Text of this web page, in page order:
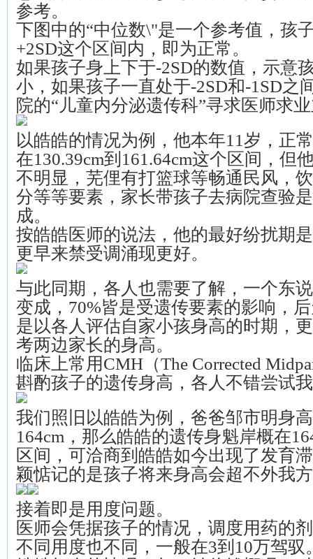
参考。
下图中的“中位数\"是一个参考值，孩
+2SD这个区间内，即为正常。
如果孩子身上下于-2SD的数值，示意
小，如果孩子一直处于-2SD和-1SD之
院的“儿童内分泌遗传科”寻求医师求
以皓皓的情况为例，他本年11岁，正
在130.39cm到161.64cm这个区间，但
不明显，芜俚有打篮球等畅通民风，
分等等要素，家长带孩子去病院查验
成。
按皓皓医师的说法，他的最好纷扰期
更早来禁受调涌现更好。
与此同期，各人也需要了解，一个东
变成，70%皆是受遗传要素的影响，
是以各人评估自家小孩身高的时期，
考两边家长的身高。
临床上常用CMH（The Corrected
斟酌孩子的遗传身高，各人不错尝试
我们照旧以皓皓为例，爸爸邹市明身
164cm，那么皓皓的遗传身魁岸概在
区间，可洽商到皓皓如今出现了发育
颖惦记的是孩子将来身高会超不外我
接着即是用度问题。
医师会凭据孩子的情况，调度用药的
不同用度也不同，一般在3到10万驾驭